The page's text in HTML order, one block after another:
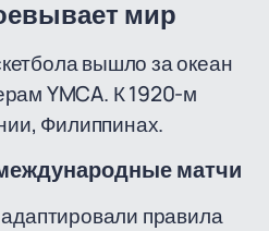
мир
вышло за океан
YMCA. К 1920-м
Филиппинах.
матчи
правила